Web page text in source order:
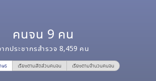
คนจน 9 คน
กประชากรสำรวจ 8,459 คน
ษร เรียงตามสัดส่วนคนจน เรียงตามจำนวนคนจน